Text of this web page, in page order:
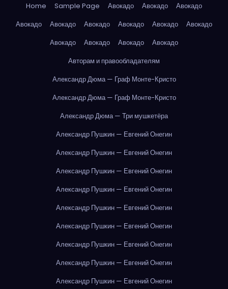
Home Sample Page Авокадо Авокадо
Авокадо
Авокадо
Авокадо Авокадо Авокадо Авокадо
Авокадо
Авокадо
Авокадо Авокадо
Авокадо
Авторам и правообладателям
Александр Дюма — Граф Монте-Кристо
Александр Дюма — Граф Монте-Кристо
Александр Дюма — Три мушкетёра
Александр Пушкин — Евгений Онегин
Александр Пушкин — Евгений Онегин
Александр Пушкин — Евгений Онегин
Александр Пушкин — Евгений Онегин
Александр Пушкин — Евгений Онегин
Александр Пушкин — Евгений Онегин
Александр Пушкин — Евгений Онегин
Александр Пушкин — Евгений Онегин
Александр Пушкин — Евгений Онегин